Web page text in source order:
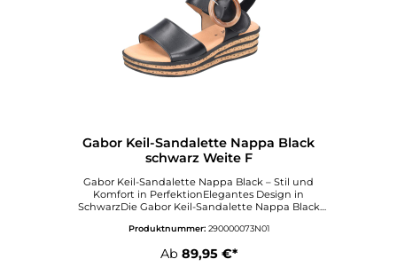
Gabor Keil-Sandalette Nappa Black
schwarz Weite F
Gabor Keil-Sandalette Nappa Black – Stil und
Komfort in PerfektionElegantes Design in
SchwarzDie Gabor Keil-Sandalette Nappa Black
Komfort. Mit ihrer edlen schwarzen Farbe lässt sich
Outfits kombinieren, sei es zu einem legeren
Produktnummer: 290000073N01
Ab 89,95 €*